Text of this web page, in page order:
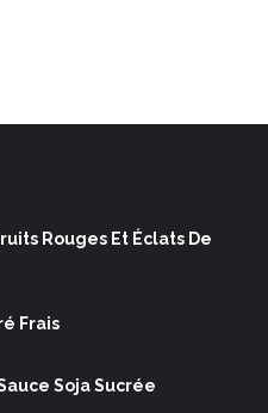
Rouges Et Éclats De
Frais
Soja Sucrée